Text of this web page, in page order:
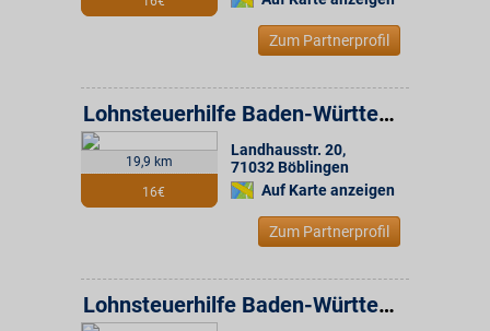
Zum Partnerprofil
19,9 km
16€
Lohnsteuerhilfe Baden-Württemberg e.V. Beratungsstelle
Landhausstr. 20,
71032 Böblingen
Auf Karte anzeigen
Zum Partnerprofil
Lohnsteuerhilfe Baden-Württemberg e.V. Beratungsstelle